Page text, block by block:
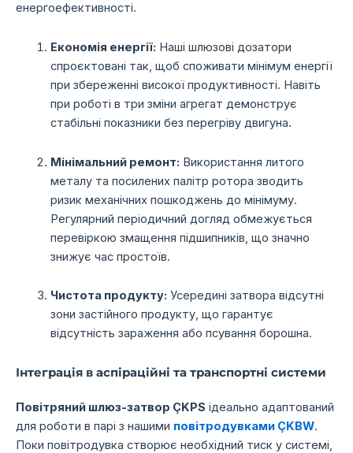
енергоефективності.
Економія енергії: Наші шлюзові дозатори
спроєктовані так, щоб споживати мінімум енергії
при збереженні високої продуктивності. Навіть
при роботі в три зміни агрегат демонструє
стабільні показники без перегріву двигуна.
Мінімальний ремонт: Використання литого
металу та посилених палітр ротора зводить
ризик механічних пошкоджень до мінімуму.
Регулярний періодичний догляд обмежується
перевіркою змащення підшипників, що значно
знижує час простоїв.
Чистота продукту: Усередині затвора відсутні
зони застійного продукту, що гарантує
відсутність зараження або псування борошна.
Інтеграція в аспіраційні та транспортні системи
Повітряний шлюз-затвор ÇKPS ідеально адаптований
для роботи в парі з нашими повітродувками ÇKBW.
Поки повітродувка створює необхідний тиск у системі,